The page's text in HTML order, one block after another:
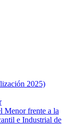
2025)
Menor frente a la
e Industrial de